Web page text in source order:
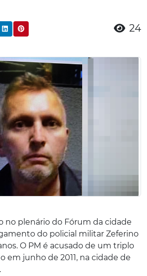
24
no plenário do Fórum da cidade
do policial militar Zeferino
O PM é acusado de um triplo
em junho de 2011, na cidade de